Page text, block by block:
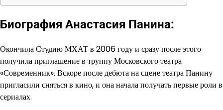
Биография Анастасия Панина:
Окончила Студию МХАТ в 2006 году и сразу после этого
получила приглашение в труппу Московского театра
«Современник». Вскоре после дебюта на сцене театра Панину
пригласили сняться в кино, и она начала получать первые роли в
сериалах.